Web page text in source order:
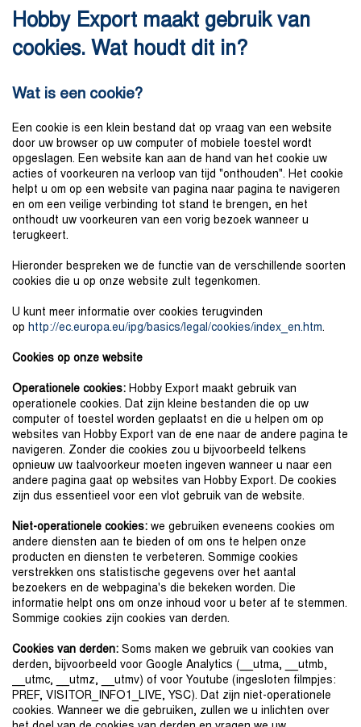
Hobby Export maakt gebruik van
cookies. Wat houdt dit in?
Wat is een cookie?
Een cookie is een klein bestand dat op vraag van een website
door uw browser op uw computer of mobiele toestel wordt
opgeslagen. Een website kan aan de hand van het cookie uw
acties of voorkeuren na verloop van tijd "onthouden". Het cookie
helpt u om op een website van pagina naar pagina te navigeren
en om een veilige verbinding tot stand te brengen, en het
onthoudt uw voorkeuren van een vorig bezoek wanneer u
terugkeert.
Hieronder bespreken we de functie van de verschillende soorten
cookies die u op onze website zult tegenkomen.
U kunt meer informatie over cookies terugvinden
op http://ec.europa.eu/ipg/basics/legal/cookies/index_en.htm.
Cookies op onze website
Operationele cookies: Hobby Export maakt gebruik van
operationele cookies. Dat zijn kleine bestanden die op uw
computer of toestel worden geplaatst en die u helpen om op
websites van Hobby Export van de ene naar de andere pagina te
navigeren. Zonder die cookies zou u bijvoorbeeld telkens
opnieuw uw taalvoorkeur moeten ingeven wanneer u naar een
andere pagina gaat op websites van Hobby Export. De cookies
zijn dus essentieel voor een vlot gebruik van de website.
Niet-operationele cookies: we gebruiken eveneens cookies om
andere diensten aan te bieden of om ons te helpen onze
producten en diensten te verbeteren. Sommige cookies
verstrekken ons statistische gegevens over het aantal
bezoekers en de webpagina's die bekeken worden. Die
informatie helpt ons om onze inhoud voor u beter af te stemmen.
Sommige cookies zijn cookies van derden.
Cookies van derden: Soms maken we gebruik van cookies van
derden, bijvoorbeeld voor Google Analytics (__utma, __utmb,
__utmc, __utmz, __utmv) of voor Youtube (ingesloten filmpjes:
PREF, VISITOR_INFO1_LIVE, YSC). Dat zijn niet-operationele
cookies. Wanneer we die gebruiken, zullen we u inlichten over